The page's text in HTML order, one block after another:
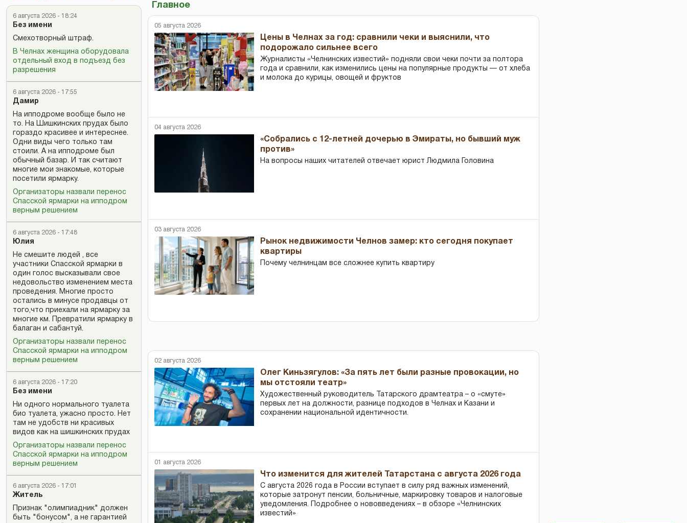
6 августа 2026 - 18:24
Без имени
Смехотворный штраф.
В Челнах женщина оборудовала
отдельный вход в подъезд без
разрешения
6 августа 2026 - 17:55
Дамир
На ипподроме вообще было не
то. На Шишкинских прудах было
гораздо красивее и интереснее.
Одни виды чего только там
стоили. А на ипподроме был
обычный базар. И так считают
многие мои знакомые, которые
посетили ярмарку.
Организаторы назвали перенос
Спасской ярмарки на ипподром
верным решением
6 августа 2026 - 17:48
Юлия
Не смешите людей , все
участники Спасской ярмарки в
один голос высказывали свое
недовольство изменением места
проведения. Многие просто
остались в минусе продавцы от
того,что приехали на ярмарку за
многие км. Превратили ярмарку в
балаган и сабантуй.
Организаторы назвали перенос
Спасской ярмарки на ипподром
верным решением
6 августа 2026 - 17:20
Без имени
Ни одного нормального туалета
био туалета, ужасно просто. Нет
там не удобств ни красивых
видов как на шишкинских прудах
Организаторы назвали перенос
Спасской ярмарки на ипподром
верным решением
6 августа 2026 - 17:01
Житель
Признак "олимпиадник" должен
быть "бонусом", а не гарантией
Главное
05 августа 2026
Цены в Челнах за год: сравнили чеки и выяснили, что
подорожало сильнее всего
Журналисты «Челнинских известий» подняли свои чеки почти за полтора
года и сравнили, как изменились цены на популярные продукты — от хлеба
и молока до курицы, овощей и фруктов
04 августа 2026
«Собрались с 12-летней дочерью в Эмираты, но бывший муж
против»
На вопросы наших читателей отвечает юрист Людмила Головина
03 августа 2026
Рынок недвижимости Челнов замер: кто сегодня покупает
квартиры
Почему челнинцам все сложнее купить квартиру
02 августа 2026
Олег Киньзягулов: «За пять лет были разные провокации, но
мы отстояли театр»
Художественный руководитель Татарского драмтеатра – о «смуте»
первых лет на должности, разнице подходов в Челнах и Казани и
сохранении национальной идентичности.
01 августа 2026
Что изменится для жителей Татарстана с августа 2026 года
С августа 2026 года в России вступает в силу ряд важных изменений,
которые затронут пенсии, больничные, маркировку товаров и налоговые
уведомления. Подробнее о нововведениях – в обзоре «Челнинских
известий»